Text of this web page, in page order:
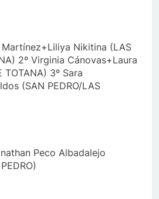
Martínez+Liliya Nikitina (LAS
2º Virginia Cánovas+Laura
TOTANA) 3º Sara
(SAN PEDRO/LAS
Peco Albadalejo